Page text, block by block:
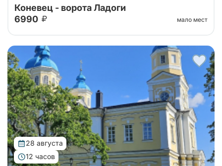
Тур организован совместно с Паломнической
службой Коневского монастыря. Уехать утром с
большой земли, чтобы к вечеру вернуться другим
человеком — такую силу имеет однодне...
Коневец - ворота Ладоги
6990
мало мест
28 августа
12 часов